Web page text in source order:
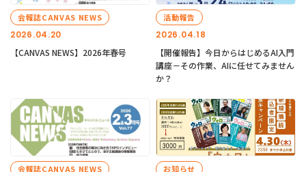
2026.04.20
会報誌CANVAS NEWS
【CANVAS NEWS】2026年春号
2026.04.18
活動報告
【開催報告】今日からはじめるAI入門
講座－その作業、AIに任せてみません
か？
会報誌CANVAS NEWS お知らせ